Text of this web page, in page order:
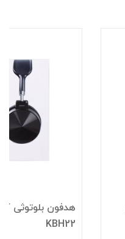
هدفون بلوتوثی
KBH22